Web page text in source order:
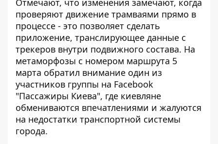
Отмечают, что изменения замечают, когда
проверяют движение трамваями прямо в
процессе - это позволяет сделать
приложение, транслирующее данные с
трекеров внутри подвижного состава. На
метаморфозы с номером маршрута 5
марта обратил внимание один из
участников группы на Facebook
"Пассажиры Киева", где киевляне
обмениваются впечатлениями и жалуются
на недостатки транспортной системы
города.